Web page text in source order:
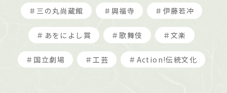
＃三の丸尚蔵館 ＃興福寺 ＃伊藤若冲
＃あをによし賞 ＃歌舞伎 ＃文楽
＃国立劇場 ＃工芸 ＃Action!伝統文化